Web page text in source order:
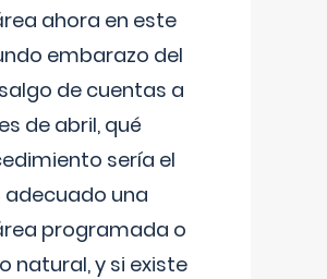
ahora en este
embarazo del
de cuentas a
de abril, qué
sería el
adecuado una
programada o
natural, y si existe